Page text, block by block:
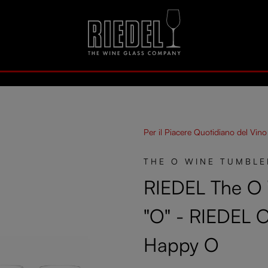
Per il Piacere Quotidiano del
THE O WINE
RIEDEL The
"O" - RIEDEL
Happy O